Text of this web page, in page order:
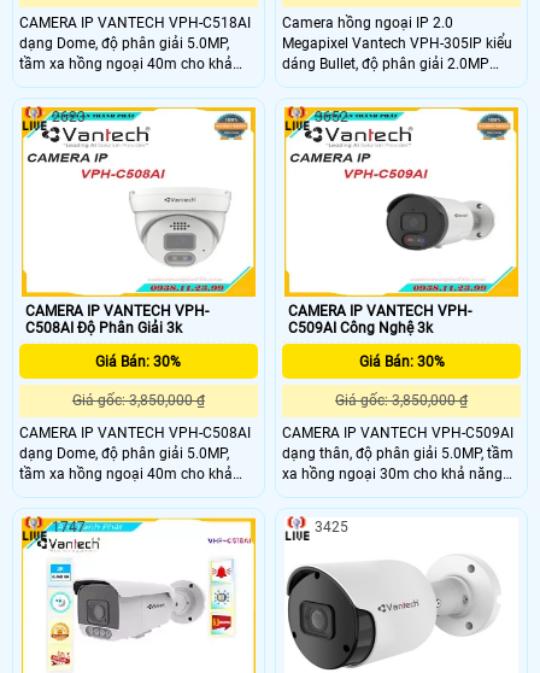
CAMERA IP VANTECH VPH-C518AI
dạng Dome, độ phân giải 5.0MP,
tầm xa hồng ngoại 40m cho khả
năng quan sát bao quát, truyền tải
dữ liệu với độ nét cao.
Camera hồng ngoại IP 2.0
Megapixel Vantech VPH-305IP kiểu
dáng Bullet, độ phân giải 2.0MP
1080P, tầm xa hồng ngoại 40m cho
khả năng quan sát bao quát, truyền
tải dữ liệu với độ nét cao, chuẩn nén
hình ảnh H.265, tiêu chuẩn IP66
giúp camera chống nước, nên lắp
CAMERA IP VANTECH VPH-
C508AI Độ Phân Giải 3k
Giá Bán: 30%
Giá gốc: 3,850,000 ₫
CAMERA IP VANTECH VPH-C508AI
dạng Dome, độ phân giải 5.0MP,
tầm xa hồng ngoại 40m cho khả
năng quan sát bao quát, truyền tải
dữ liệu với độ nét cao. Là dòng
camera cao cấp, được tích hợp
nhiều tính năng như: AI, nhận diện
khuôn mặt, biển số xe.
2623
CAMERA IP VANTECH VPH-
C509AI Công Nghệ 3k
Giá Bán: 30%
Giá gốc: 3,850,000 ₫
CAMERA IP VANTECH VPH-C509AI
dạng thân, độ phân giải 5.0MP, tầm
xa hồng ngoại 30m cho khả năng
quan sát bao quát, truyền tải dữ liệu
với độ nét cao. Là dòng camera cao
cấp, được tích hợp nhiều tính năng
như: AI, nhận diện khuôn mặt, biển
số xe.
3652
1747 3425